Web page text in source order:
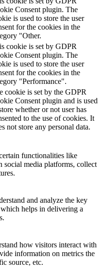
Consent plugin. The
is used to store the user
for the cookies in the
"Other.
cookie is set by GDPR
Consent plugin. The
is used to store the user
for the cookies in the
"Performance".
cookie is set by the GDPR
Consent plugin and is used
whether or not user has
to the use of cookies. It
not store any personal data.
functionalities like
social media platforms, collect
and analyze the key
helps in delivering a
how visitors interact with
information on metrics the
source, etc.